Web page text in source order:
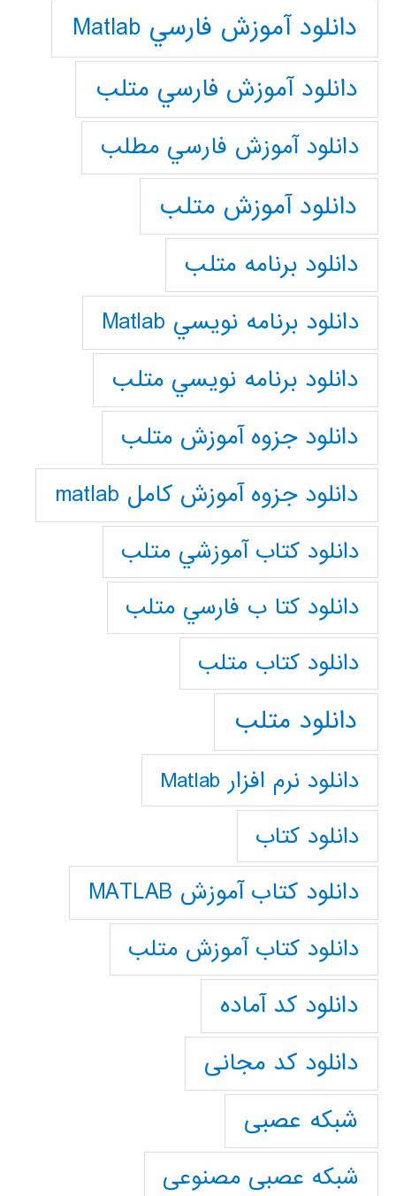
دانلود آموزش فارسي Matlab
دانلود آموزش فارسي متلب
دانلود آموزش فارسي مطلب
دانلود آموزش متلب
دانلود برنامه متلب
دانلود برنامه نويسي Matlab
دانلود برنامه نويسي متلب
دانلود جزوه آموزش متلب
دانلود جزوه آموزش کامل matlab
دانلود كتاب آموزشي متلب
دانلود كتا ب فارسي متلب
دانلود كتاب متلب
دانلود متلب
دانلود نرم افزار Matlab
دانلود کتاب
دانلود کتاب آموزش MATLAB
دانلود کتاب آموزش متلب
دانلود کد آماده
دانلود کد مجانی
شبکه عصبی
شبکه عصبی مصنوعی